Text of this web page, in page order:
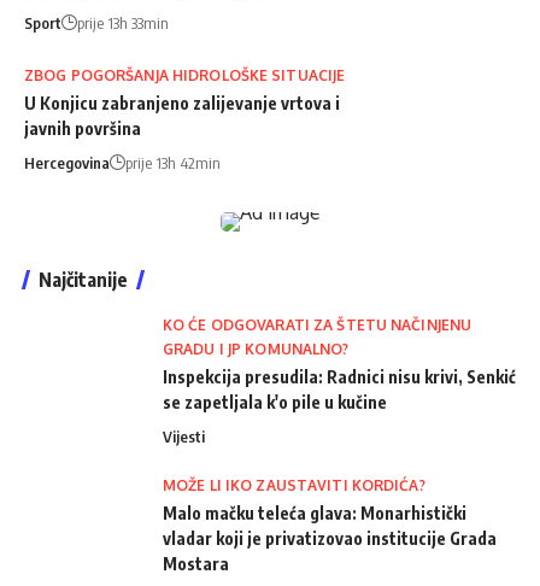
Sport prije 13h 33min
ZBOG POGORŠANJA HIDROLOŠKE SITUACIJE
U Konjicu zabranjeno zalijevanje vrtova i
javnih površina
Hercegovina prije 13h 42min
Najčitanije
KO ĆE ODGOVARATI ZA ŠTETU NAČINJENU
GRADU I JP KOMUNALNO?
Inspekcija presudila: Radnici nisu krivi, Senkić
se zapetljala k'o pile u kučine
Vijesti
MOŽE LI IKO ZAUSTAVITI KORDIĆA?
Malo mačku teleća glava: Monarhistički
vladar koji je privatizovao institucije Grada
Mostara